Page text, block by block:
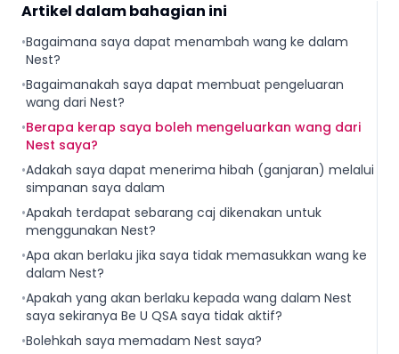
Artikel dalam bahagian ini
•Bagaimana saya dapat menambah wang ke dalam
Nest?
•Bagaimanakah saya dapat membuat pengeluaran
wang dari Nest?
•Berapa kerap saya boleh mengeluarkan wang dari
Nest saya?
•Adakah saya dapat menerima hibah (ganjaran) melalui
simpanan saya dalam
•Apakah terdapat sebarang caj dikenakan untuk
menggunakan Nest?
•Apa akan berlaku jika saya tidak memasukkan wang ke
dalam Nest?
•Apakah yang akan berlaku kepada wang dalam Nest
saya sekiranya Be U QSA saya tidak aktif?
•Bolehkah saya memadam Nest saya?